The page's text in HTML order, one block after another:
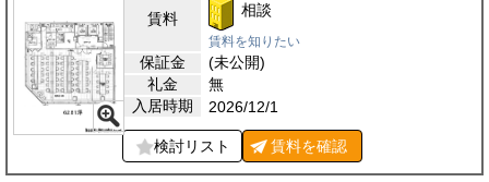
賃料 相談
賃料を知りたい
保証金
(未公開)
礼金
無
入居時期
2026/12/1
検討リスト 賃料を確認